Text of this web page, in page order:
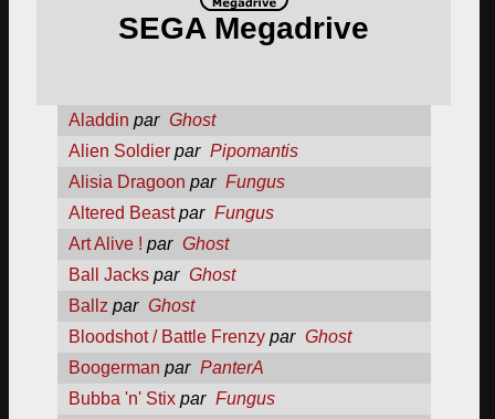
SEGA Megadrive
Aladdin par Ghost
Alien Soldier par Pipomantis
Alisia Dragoon par Fungus
Altered Beast par Fungus
Art Alive ! par Ghost
Ball Jacks par Ghost
Ballz par Ghost
Bloodshot / Battle Frenzy par Ghost
Boogerman par PanterA
Bubba 'n' Stix par Fungus